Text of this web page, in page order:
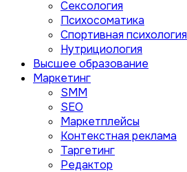
Сексология
Психосоматика
Спортивная психология
Нутрициология
Высшее образование
Маркетинг
SMM
SEO
Маркетплейсы
Контекстная реклама
Таргетинг
Редактор